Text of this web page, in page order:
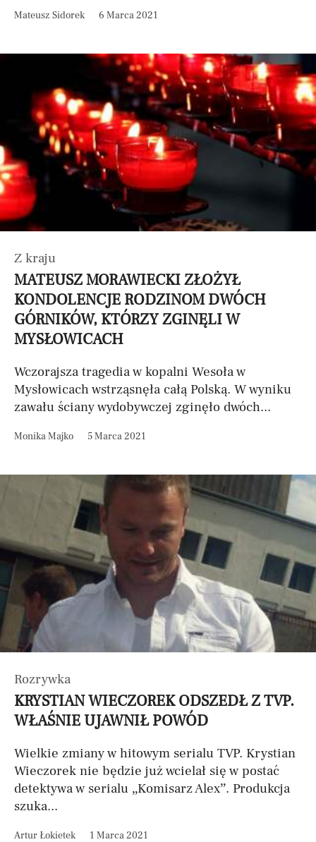
Mateusz Sidorek 6 Marca 2021
Z kraju
MATEUSZ MORAWIECKI ZŁOŻYŁ
KONDOLENCJE RODZINOM DWÓCH
GÓRNIKÓW, KTÓRZY ZGINĘLI W
MYSŁOWICACH
Wczorajsza tragedia w kopalni Wesoła w
Mysłowicach wstrząsnęła całą Polską. W wyniku
zawału ściany wydobywczej zginęło dwóch...
Monika Majko 5 Marca 2021
Rozrywka
KRYSTIAN WIECZOREK ODSZEDŁ Z TVP.
WŁAŚNIE UJAWNIŁ POWÓD
Wielkie zmiany w hitowym serialu TVP. Krystian
Wieczorek nie będzie już wcielał się w postać
detektywa w serialu „Komisarz Alex”. Produkcja
szuka...
Artur Łokietek 1 Marca 2021